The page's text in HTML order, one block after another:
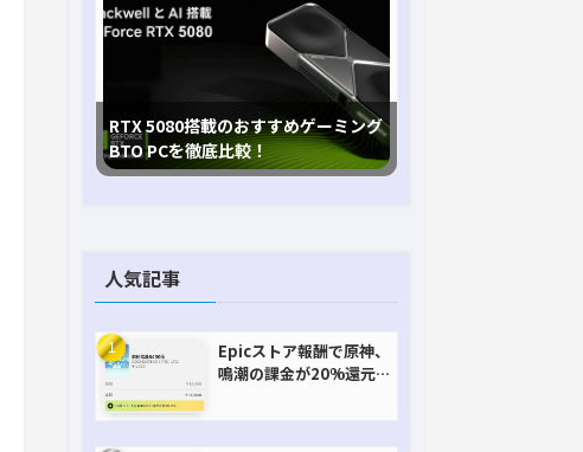
RTX 5080搭載のおすすめゲーミング
BTO PCを徹底比較！
人気記事
Epicストア報酬で原神、
鳴潮の課金が20%還元